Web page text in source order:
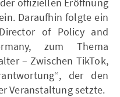
Daraufhin folgte ein
of Policy and
zum Thema
– Zwischen TikTok,
der den
Veranstaltung setzte.